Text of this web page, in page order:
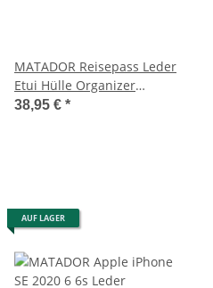
MATADOR Reisepass Leder
Etui Hülle Organizer
Reisepasshülle 2 Farben
38,95 € *
AUF LAGER